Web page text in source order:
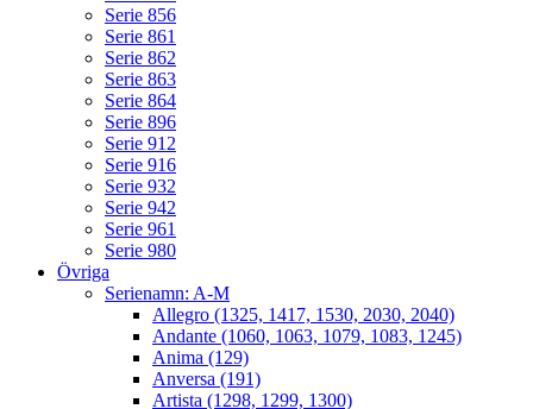
Serie 856
Serie 861
Serie 862
Serie 863
Serie 864
Serie 896
Serie 912
Serie 916
Serie 932
Serie 942
Serie 961
Serie 980
Övriga
Serienamn: A-M
Allegro (1325, 1417, 1530, 2030, 2040)
Andante (1060, 1063, 1079, 1083, 1245)
Anima (129)
Anversa (191)
Artista (1298, 1299, 1300)